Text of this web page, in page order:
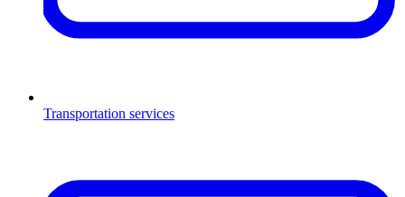
Transportation services